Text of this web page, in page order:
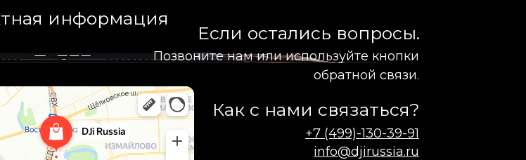
Если остались вопросы.
Как с нами связаться?
Позвоните нам или используйте кнопки
обратной связи.
+7 (499)-130-39-91
info@djirussia.ru
информация